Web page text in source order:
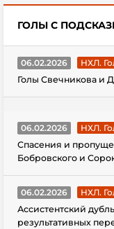
ГОЛЫ С
06.02.2026
НХЛ.
Голы Свечникова и
06.02.2026
НХЛ.
Спасения и
Бобровского и
06.02.2026
НХЛ.
Ассистентский
результативных